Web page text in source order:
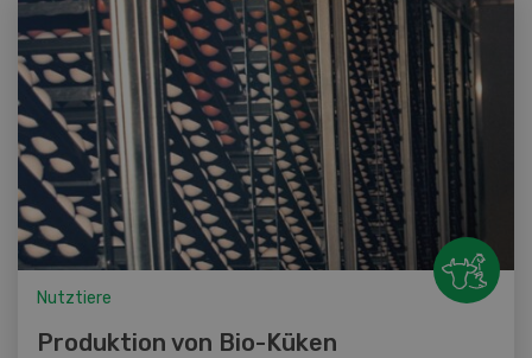
Nutztiere
Produktion von Bio-Küken